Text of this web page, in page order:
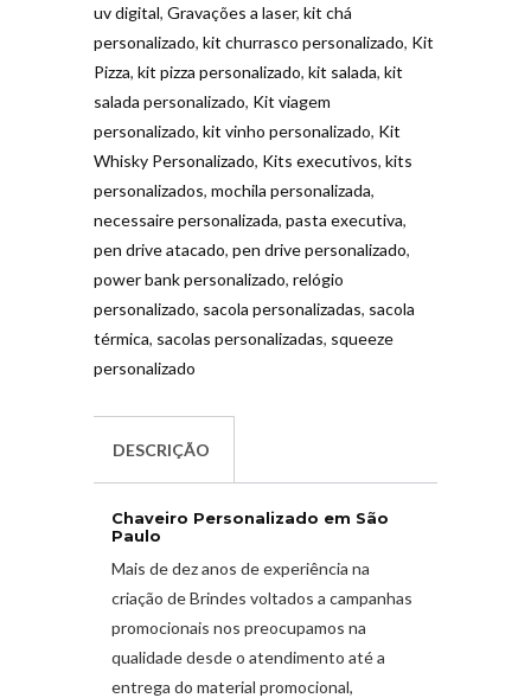
uv digital, Gravações a laser, kit chá
personalizado, kit churrasco personalizado, Kit
Pizza, kit pizza personalizado, kit salada, kit
salada personalizado, Kit viagem
personalizado, kit vinho personalizado, Kit
Whisky Personalizado, Kits executivos, kits
personalizados, mochila personalizada,
necessaire personalizada, pasta executiva,
pen drive atacado, pen drive personalizado,
power bank personalizado, relógio
personalizado, sacola personalizadas, sacola
térmica, sacolas personalizadas, squeeze
personalizado
DESCRIÇÃO
Chaveiro Personalizado em São
Paulo
Mais de dez anos de experiência na
criação de Brindes voltados a campanhas
promocionais nos preocupamos na
qualidade desde o atendimento até a
entrega do material promocional,